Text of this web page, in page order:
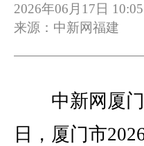
2026年06月17日
来源：中新网福建
中新网厦门6
日，厦门市